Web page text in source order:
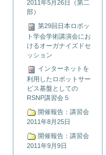
2011年5月26日（第二
部）
第29回日本ロボッ
ト学会学術講演会にお
けるオーガナイズドセ
ッション
インターネットを
利用したロボットサー
ビス基盤としての
RSNP講習会５
開催報告：講習会
2011年8月25日
開催報告：講習会
2011年9月9日